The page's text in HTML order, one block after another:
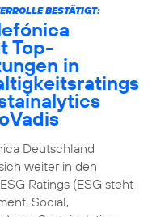
BESTÄTIGT:
Top-
in
Deutschland
weiter in den
Ratings (ESG steht
Social,